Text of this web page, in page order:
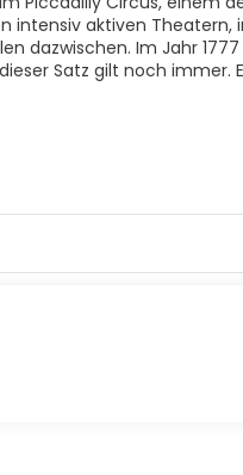
intensiv aktiven
dazwischen. Im Jahr
Satz gilt noch immer.